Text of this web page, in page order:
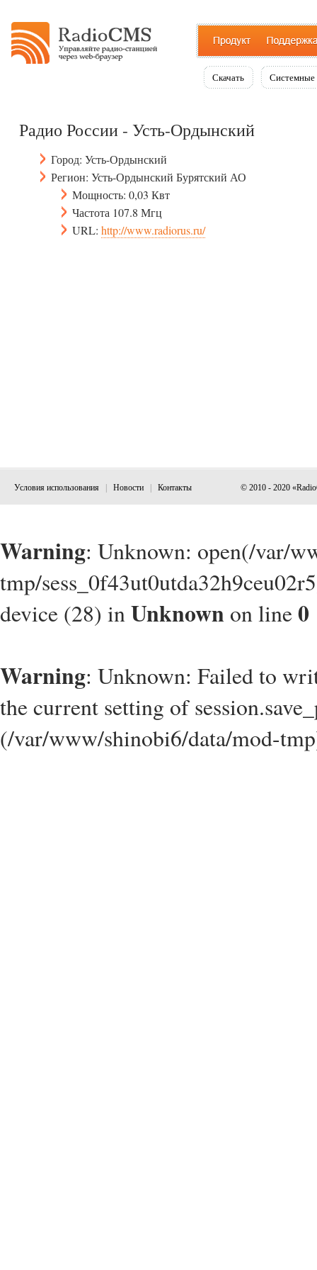
Скачать Системные
Радио России - Усть-Ордынский
Город: Усть-Ордынский
Регион: Усть-Ордынский Бурятский АО
Мощность: 0,03 Квт
Частота 107.8 Мгц
URL: http://www.radiorus.ru/
Условия использования Новости Контакты © 2010 - 2020
Warning: Unknown: open(/var/
tmp/
device (28) inUnknown on line0
Warning: Unknown: Failed to
the current setting of
(/var/www/shinobi6/data/mod-